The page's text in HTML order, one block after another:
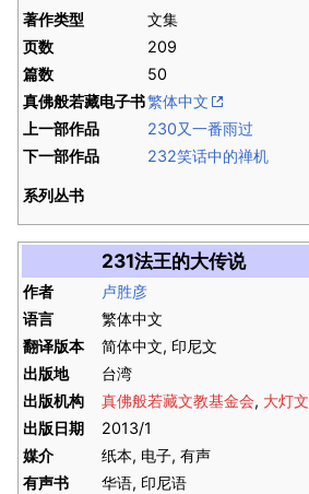
著作类型
文集
页数
209
篇数
50
真佛般若藏电子书繁体中文
上一部作品
230又一番雨过
下一部作品
232笑话中的禅机
系列丛书
231法王的大传说
作者
卢胜彦
语言
繁体中文
翻译版本
简体中文, 印尼文
出版地
台湾
出版机构
真佛般若藏文教基金会, 大灯
出版日期
2013/1
媒介
纸本, 电子, 有声
有声书
华语, 印尼语